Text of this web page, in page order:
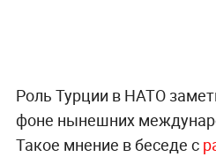
Роль Турции в НАТО
фоне нынешних
Такое мнение в беседе с